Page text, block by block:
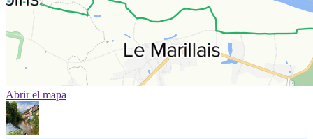
Abrir el mapa